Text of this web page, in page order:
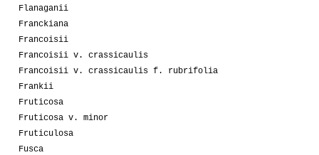
Flanaganii
Franckiana
Francoisii
Francoisii v. crassicaulis
Francoisii v. crassicaulis f. rubrifolia
Frankii
Fruticosa
Fruticosa v. minor
Fruticulosa
Fusca